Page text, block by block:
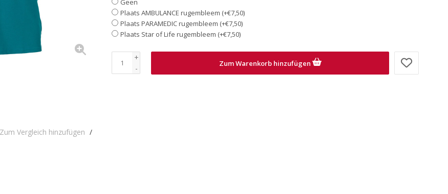
Zum Vergleich hinzufügen /
Geen
Plaats AMBULANCE rugembleem (+€7,50)
Plaats PARAMEDIC rugembleem (+€7,50)
Plaats Star of Life rugembleem (+€7,50)
+
-
Zum Warenkorb hinzufügen